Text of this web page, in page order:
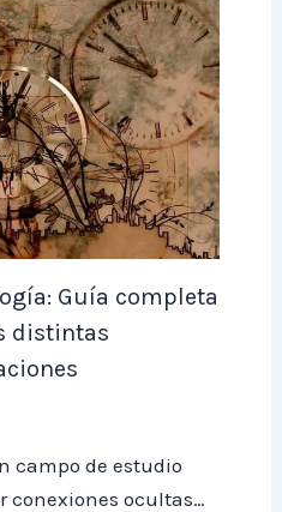
Guía completa
distintas
campo de estudio
conexiones ocultas…